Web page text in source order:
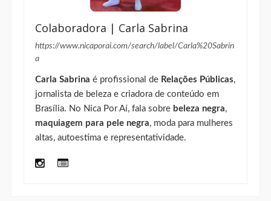
Colaboradora | Carla Sabrina
https://www.nicaporai.com/search/label/Carla%20Sabrin
a
Carla Sabrina é profissional de Relações Públicas,
jornalista de beleza e criadora de conteúdo em
Brasília. No Nica Por Aí, fala sobre beleza negra,
maquiagem para pele negra, moda para mulheres
altas, autoestima e representatividade.